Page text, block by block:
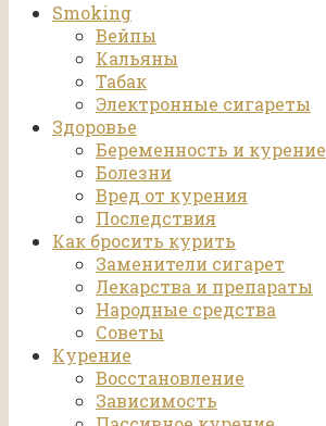
Smoking
Вейпы
Кальяны
Табак
Электронные сигареты
Здоровье
Беременность и курение
Болезни
Вред от курения
Последствия
Как бросить курить
Заменители сигарет
Лекарства и препараты
Народные средства
Советы
Курение
Восстановление
Зависимость